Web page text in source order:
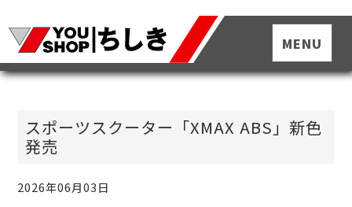
スポーツスクーター「XMAX ABS」新色
発売
2026年06月03日